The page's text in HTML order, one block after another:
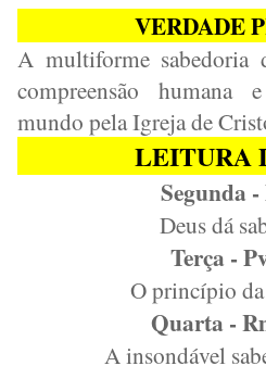
VERDADE
A multiforme sabedoria
compreensão humana
mundo pela Igreja de
LEITURA
Segunda -
Deus dá
Terça -
O princípio
Quarta -
A insondável